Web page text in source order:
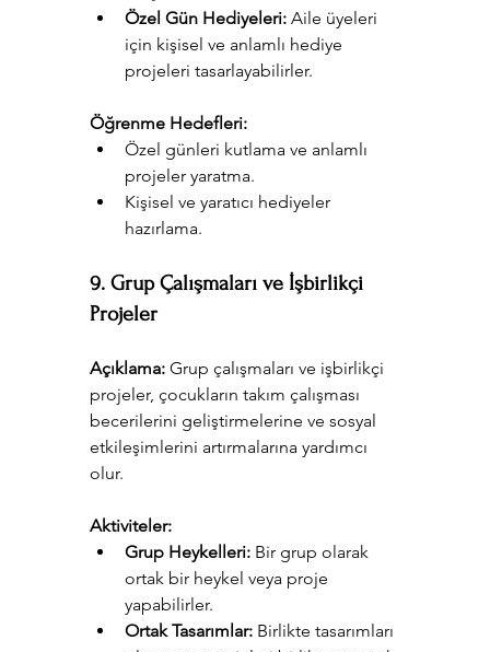
Özel Gün Hediyeleri: Aile üyeleri
için kişisel ve anlamlı hediye
projeleri tasarlayabilirler.
Öğrenme Hedefleri:
Özel günleri kutlama ve anlamlı
projeler yaratma.
Kişisel ve yaratıcı hediyeler
hazırlama.
9. Grup Çalışmaları ve İşbirlikçi
Projeler
Açıklama: Grup çalışmaları ve işbirlikçi
projeler, çocukların takım çalışması
becerilerini geliştirmelerine ve sosyal
etkileşimlerini artırmalarına yardımcı
olur.
Aktiviteler:
Grup Heykelleri: Bir grup olarak
ortak bir heykel veya proje
yapabilirler.
Ortak Tasarımlar: Birlikte tasarımları